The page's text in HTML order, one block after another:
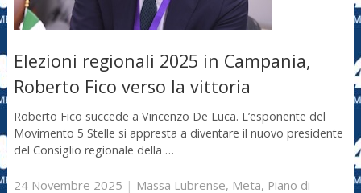
Elezioni regionali 2025 in Campania,
Roberto Fico verso la vittoria
Roberto Fico succede a Vincenzo De Luca. L’esponente del
Movimento 5 Stelle si appresta a diventare il nuovo presidente
del Consiglio regionale della …
24 Novembre 2025 | Massa Lubrense, Meta, Piano di